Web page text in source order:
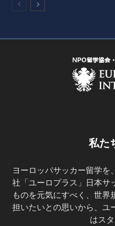
私た
ヨーロッパサッカー留学を
社「ユーロプラス」日本サ
ものを元気にすべく、世界
担いたいとの思いから、ユ
はス